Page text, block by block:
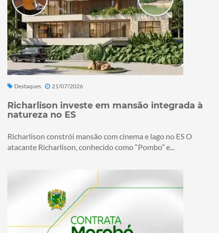
Destaques 21/07/2026
Richarlison investe em mansão integrada à
natureza no ES
Richarlison constrói mansão com cinema e lago no ES O
atacante Richarlison, conhecido como “Pombo” e...